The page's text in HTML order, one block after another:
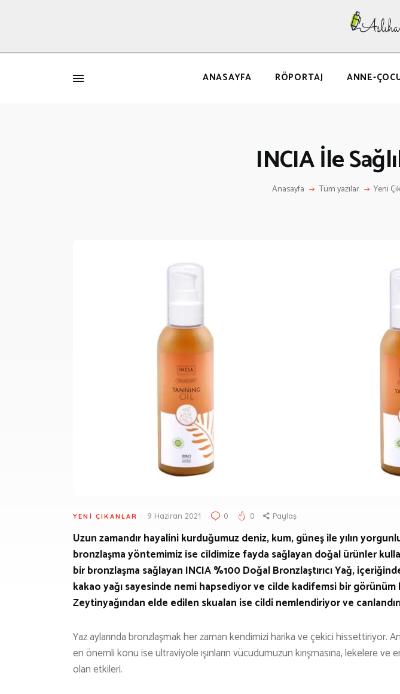
ANASAYFA RÖPORTAJ ANNE-
INCIA İle
Anasayfa Tüm yazılar Yeni
ANNE-ÇOCUK
KÜLTÜR SANAT
YENI ÇIKANLAR 9 Haziran 2021 0 0 Paylaş
Uzun zamandır hayalini kurduğumuz deniz, kum, güneş ile yılın
bronzlaşma yöntemimiz ise cildimize fayda sağlayan doğal ürünler
bir bronzlaşma sağlayan INCIA %100 Doğal Bronzlaştırıcı Yağ,
kakao yağı sayesinde nemi hapsediyor ve cilde kadifemsi bir görünüm
Zeytinyağından elde edilen skualan ise cildi nemlendiriyor ve
Yaz aylarında bronzlaşmak her zaman kendimizi harika ve çekici hissettiriyor.
en önemli konu ise ultraviyole ışınların vücudumuzun kırışmasına, lekelere ve
olan etkileri.